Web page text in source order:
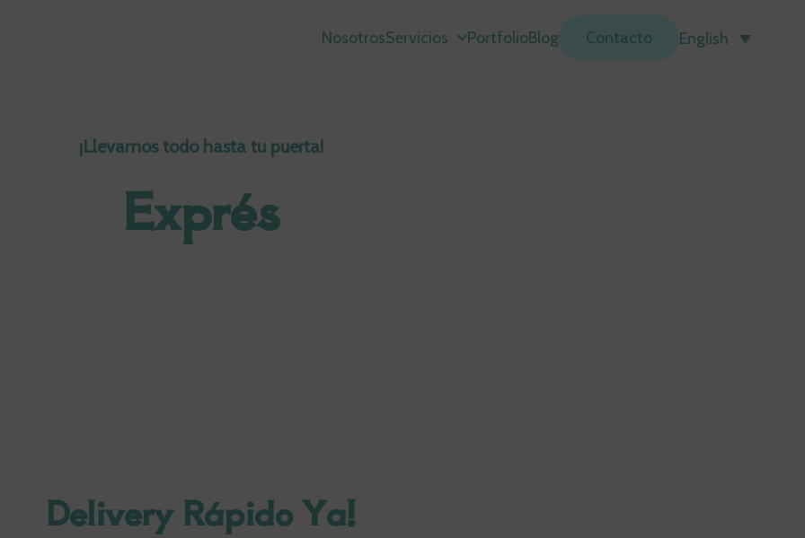
NosotrosServicios PortfolioBlog Contacto English
¡Llevamos todo hasta tu puerta!
Exprés
Delivery Rápido Ya!